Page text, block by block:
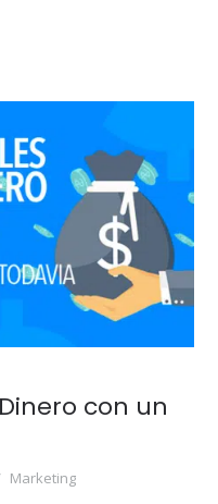
con un
Marketing